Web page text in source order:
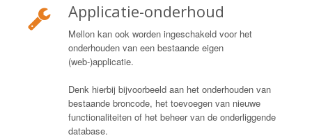
Applicatie-onderhoud
Mellon kan ook worden ingeschakeld voor het
onderhouden van een bestaande eigen
(web-)applicatie.
Denk hierbij bijvoorbeeld aan het onderhouden van
bestaande broncode, het toevoegen van nieuwe
functionaliteiten of het beheer van de onderliggende
database.